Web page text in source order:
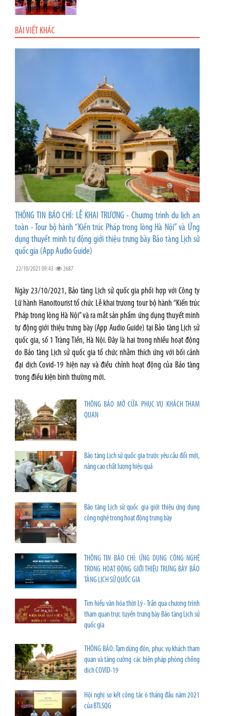
BÀI VIẾT KHÁC
THÔNG TIN BÁO CHÍ: LỄ KHAI TRƯƠNG - Chương trình du lịch an
toàn - Tour bộ hành “Kiến trúc Pháp trong lòng Hà Nội” và Ứng
dụng thuyết minh tự động giới thiệu trưng bày Bảo tàng Lịch sử
quốc gia (App Audio Guide)
22/10/2021 09:43 2687
Ngày 23/10/2021, Bảo tàng Lịch sử quốc gia phối hợp với Công ty
Lữ hành Hanoitourist tổ chức Lễ khai trương tour bộ hành “Kiến trúc
Pháp trong lòng Hà Nội” và ra mắt sản phẩm ứng dụng thuyết minh
tự động giới thiệu trưng bày (App Audio Guide) tại Bảo tàng Lịch sử
quốc gia, số 1 Tràng Tiền, Hà Nội. Đây là hai trong nhiều hoạt động
do Bảo tàng Lịch sử quốc gia tổ chức nhằm thích ứng với bối cảnh
đại dịch Covid-19 hiện nay và điều chỉnh hoạt động của Bảo tàng
trong điều kiện bình thường mới.
THÔNG BÁO MỞ CỬA PHỤC VỤ KHÁCH THAM
QUAN
Bảo tàng Lịch sử quốc gia trước yêu cầu đổi mới,
nâng cao chất lượng hiệu quả
Bảo tàng Lịch sử quốc gia giới thiệu ứng dụng
công nghệ trong hoạt động trưng bày
THÔNG TIN BÁO CHÍ: ỨNG DỤNG CÔNG NGHỆ
TRONG HOẠT ĐỘNG GIỚI THIỆU TRƯNG BÀY BẢO
TÀNG LỊCH SỬ QUỐC GIA
Tìm hiểu văn hóa thời Lý - Trần qua chương trình
tham quan trực tuyến trưng bày Bảo tàng Lịch sử
quốc gia
THÔNG BÁO: Tạm dừng đón, phục vụ khách tham
quan và tăng cường các biện pháp phòng chống
dịch COVID-19
Hội nghị sơ kết công tác 6 tháng đầu năm 2021
của BTLSQG